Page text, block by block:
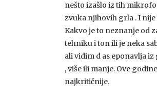
nešto izašlo iz tih
zvuka njihovih grla . I
Kakvo je to neznanje od
tehniku i ton ili je neka
ali vidim d as eponavlja
, više ili manje. Ove
najkritičnije.